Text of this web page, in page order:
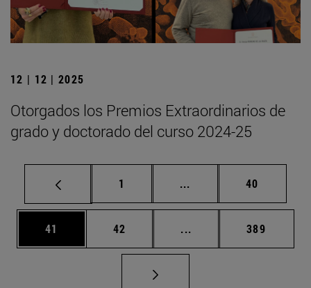
12 | 12 | 2025
Otorgados los Premios Extraordinarios de
grado y doctorado del curso 2024-25
Página
1 ... Páginas intermedias
Página
40
Página
41 Página
42 ... Páginas intermedias
Página
389